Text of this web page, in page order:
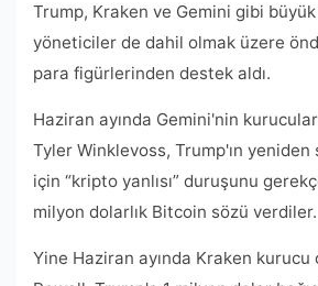
Trump, Kraken ve Gemini gibi
yöneticiler de dahil olmak üzere
para figürlerinden destek aldı.
Haziran ayında Gemini'nin
Tyler Winklevoss, Trump'ın yeniden
için “kripto yanlısı” duruşunu
milyon dolarlık Bitcoin sözü verdiler.
Yine Haziran ayında Kraken kurucu